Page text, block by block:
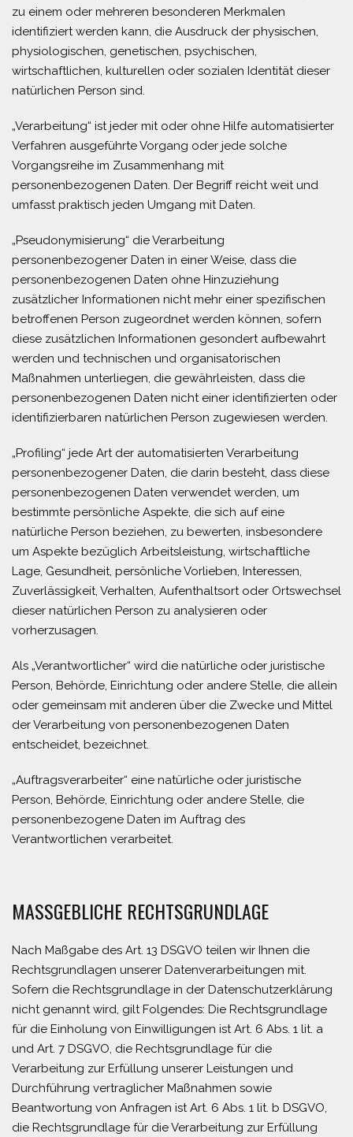
zu einem oder mehreren besonderen Merkmalen
identifiziert werden kann, die Ausdruck der physischen,
physiologischen, genetischen, psychischen,
wirtschaftlichen, kulturellen oder sozialen Identität dieser
natürlichen Person sind.
„Verarbeitung“ ist jeder mit oder ohne Hilfe automatisierter
Verfahren ausgeführte Vorgang oder jede solche
Vorgangsreihe im Zusammenhang mit
personenbezogenen Daten. Der Begriff reicht weit und
umfasst praktisch jeden Umgang mit Daten.
„Pseudonymisierung“ die Verarbeitung
personenbezogener Daten in einer Weise, dass die
personenbezogenen Daten ohne Hinzuziehung
zusätzlicher Informationen nicht mehr einer spezifischen
betroffenen Person zugeordnet werden können, sofern
diese zusätzlichen Informationen gesondert aufbewahrt
werden und technischen und organisatorischen
Maßnahmen unterliegen, die gewährleisten, dass die
personenbezogenen Daten nicht einer identifizierten oder
identifizierbaren natürlichen Person zugewiesen werden.
„Profiling“ jede Art der automatisierten Verarbeitung
personenbezogener Daten, die darin besteht, dass diese
personenbezogenen Daten verwendet werden, um
bestimmte persönliche Aspekte, die sich auf eine
natürliche Person beziehen, zu bewerten, insbesondere
um Aspekte bezüglich Arbeitsleistung, wirtschaftliche
Lage, Gesundheit, persönliche Vorlieben, Interessen,
Zuverlässigkeit, Verhalten, Aufenthaltsort oder Ortswechsel
dieser natürlichen Person zu analysieren oder
vorherzusagen.
Als „Verantwortlicher“ wird die natürliche oder juristische
Person, Behörde, Einrichtung oder andere Stelle, die allein
oder gemeinsam mit anderen über die Zwecke und Mittel
der Verarbeitung von personenbezogenen Daten
entscheidet, bezeichnet.
„Auftragsverarbeiter“ eine natürliche oder juristische
Person, Behörde, Einrichtung oder andere Stelle, die
personenbezogene Daten im Auftrag des
Verantwortlichen verarbeitet.
MASSGEBLICHE RECHTSGRUNDLAGE
Nach Maßgabe des Art. 13 DSGVO teilen wir Ihnen die
Rechtsgrundlagen unserer Datenverarbeitungen mit.
Sofern die Rechtsgrundlage in der Datenschutzerklärung
nicht genannt wird, gilt Folgendes: Die Rechtsgrundlage
für die Einholung von Einwilligungen ist Art. 6 Abs. 1 lit. a
und Art. 7 DSGVO, die Rechtsgrundlage für die
Verarbeitung zur Erfüllung unserer Leistungen und
Durchführung vertraglicher Maßnahmen sowie
Beantwortung von Anfragen ist Art. 6 Abs. 1 lit. b DSGVO,
die Rechtsgrundlage für die Verarbeitung zur Erfüllung